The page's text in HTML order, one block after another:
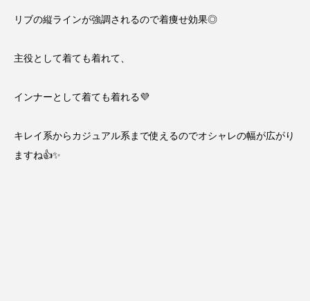
リブの縦ラインが強調されるので着痩せ効果◎
主役として着ても着れて、
インナーとして着ても着れる💜
キレイ系からカジュアル系まで使えるのでオシャレの幅が広がり
ますね👍✨